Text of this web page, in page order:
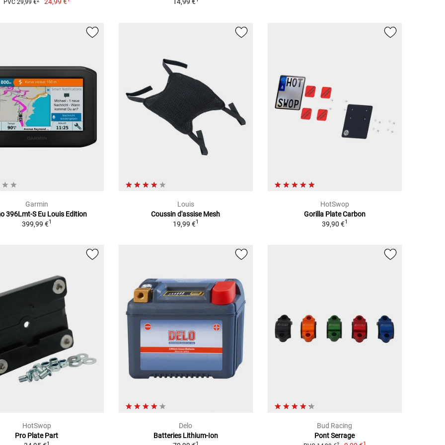
PVC 29,99 €
Garmin
396Lmt-S Eu Louis Edition
399,99 €1
Louis
Coussin d'assise Mesh
19,99 €1
HotSwop
Gorilla Plate Carbon
39,90 €1
HotSwop
Pro Plate Part
Delo
Batteries Lithium-Ion
Bud Racing
Pont Serrage